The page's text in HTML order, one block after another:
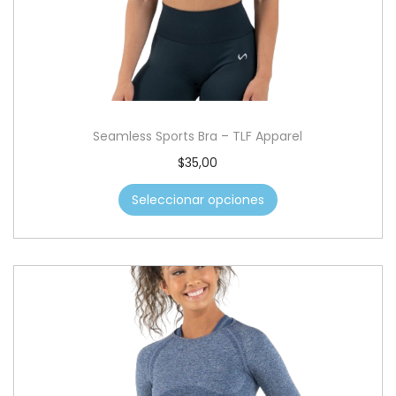
c
n
d
Seamless Sports Bra – TLF Apparel
$35,00
Seleccionar opciones
E
s
t
e
p
r
o
d
u
c